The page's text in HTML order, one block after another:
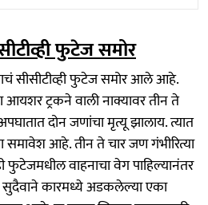
फुटेज समोर
सीसीटीव्ही फुटेज समोर आले आहे.
ट्रकने वाली नाक्यावर तीन ते
दोन जणांचा मृत्यू झालाय. त्यात
समावेश आहे. तीन ते चार जण गंभीरित्या
वाहनाचा वेग पाहिल्यानंतर
सुदैवाने कारमध्ये अडकलेल्या एका